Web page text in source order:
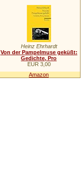
Heinz Ehrhardt
Von der Pampelmuse geküßt:
Gedichte, Pro
EUR 3,00
Amazon